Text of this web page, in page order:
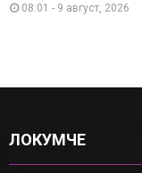
08:01 - 9 август, 2026
ЛОКУМЧЕ